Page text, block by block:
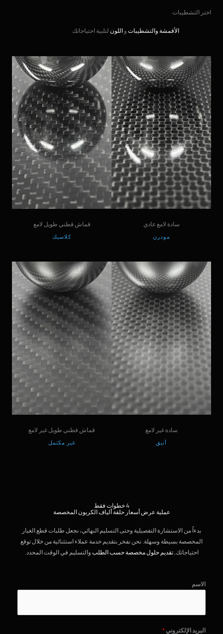
اختر التشطيبات
الأقمشة والتشطيباتواللونلتلبية احتياجاتك
سادة لامع عادي
مودرن
قماش قطني طويل لامع
كلاسيك
سادة غير لامع
أنيق
قماش قطني طويل غير لامع
غير مكتمل
4 خطوات فقط
عملية عرض أسعار حلقة ألياف الكربون المخصصة
بدءاً من الاستشارة التفصيلية وحتى التسليم النهائي، نجعل طلبات قطع الغيار
المخصصة بسيطة وسهلة. نحن نفخر بتقديم خدمة عملاء استثنائية من خلال توقع
احتياجاتك,تقديم حلول مخصصة حسب الطلبوالتسليم في الوقت المحدد.
الاسم
البريد الإلكتروني*